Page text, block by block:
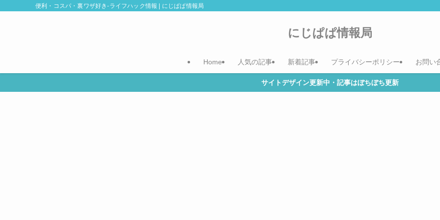
便利・コスパ・裏ワザ好き-ライフハック情報 | にじぱぱ情報局
にじぱぱ情報局
Home 人気の記事 新着記事 プライバシーポリシー お問い
サイトデザイン更新中・記事はぼちぼち更新